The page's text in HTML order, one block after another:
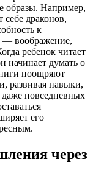
образы. Например,
себе драконов,
к
— воображение,
ребенок читает
начинает думать о
поощряют
развивая навыки,
даже повседневных
его
через